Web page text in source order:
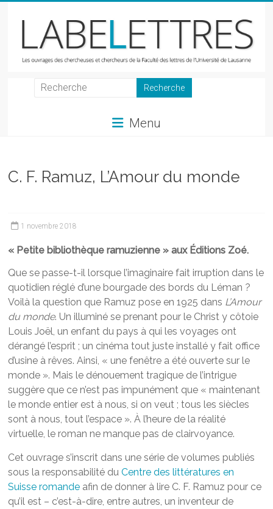
LabeLettres
et
chercheurs
Faculté
des
lettres
Menu
C. F. Ramuz, L’Amour du monde
1 novembre 2018
« Petite bibliothèque ramuzienne » aux Éditions Zoé.
Que se passe-t-il lorsque l’imaginaire fait irruption dans le
quotidien réglé d’une bourgade des bords du Léman ?
Voilà la question que Ramuz pose en 1925 dans L’Amour
du monde. Un illuminé se prenant pour le Christ y côtoie
Louis Joël, un enfant du pays à qui les voyages ont
dérangé l’esprit ; un cinéma tout juste installé y fait office
d’usine à rêves. Ainsi, « une fenêtre a été ouverte sur le
monde ». Mais le dénouement tragique de l’intrigue
suggère que ce n’est pas impunément que « maintenant
le monde entier est à nous, si on veut ; tous les siècles
sont à nous, tout l’espace ». À l’heure de la réalité
virtuelle, le roman ne manque pas de clairvoyance.
Cet ouvrage s’inscrit dans une série de volumes publiés
sous la responsabilité duCentre des littératures en
Suisse romande afin de donner à lire C. F. Ramuz pour ce
qu’il est – c’est-à-dire, entre autres, un inventeur de